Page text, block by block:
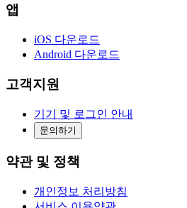
앱
iOS 다운로드
Android 다운로드
고객지원
기기 및 로그인 안내
문의하기
약관 및 정책
개인정보 처리방침